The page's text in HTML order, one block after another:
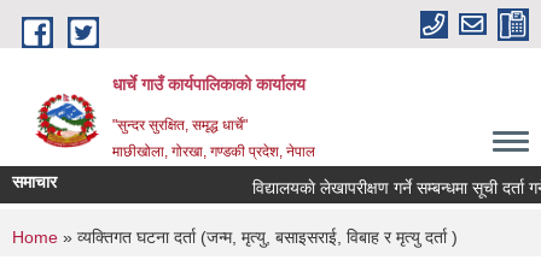
Skip to main content
धार्चे गाउँ कार्यपालिकाको कार्यालय
"सुन्दर सुरक्षित, समृद्ध धार्चे"
माछीखोला, गोरखा, गण्डकी प्रदेश, नेपाल
समाचार विद्यालयकाे लेखापरीक्षण गर्ने सम्बन्धमा सूची दर्ता गर्ने
You are here
Home » व्यक्तिगत घटना दर्ता (जन्म, मृत्यु, बसाइसराई, विबाह र मृत्यु दर्ता )